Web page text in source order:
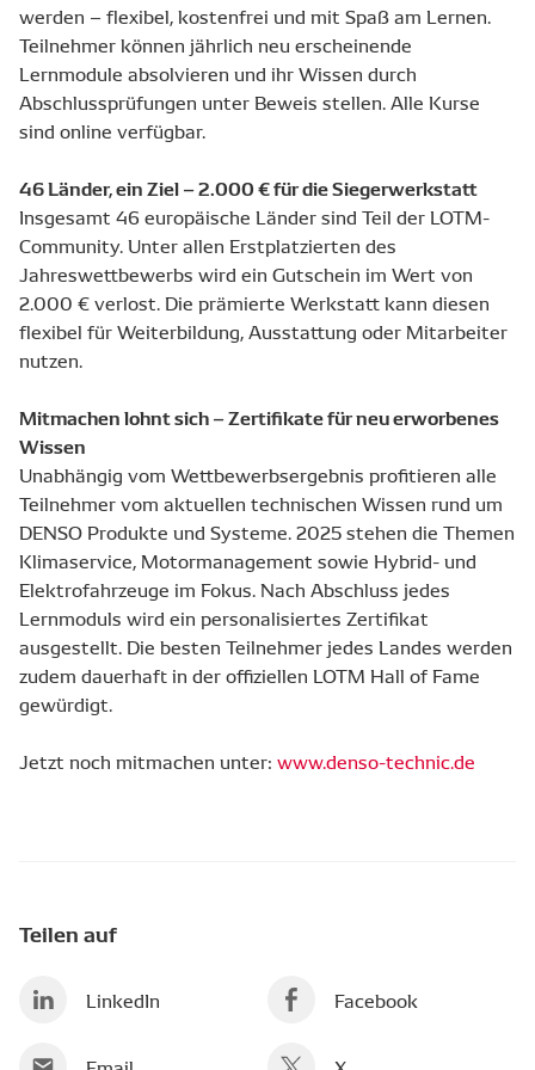
werden – flexibel, kostenfrei und mit Spaß am Lernen.
Teilnehmer können jährlich neu erscheinende
Lernmodule absolvieren und ihr Wissen durch
Abschlussprüfungen unter Beweis stellen. Alle Kurse
sind online verfügbar.
46 Länder, ein Ziel – 2.000 € für die Siegerwerkstatt
Insgesamt 46 europäische Länder sind Teil der LOTM-
Community. Unter allen Erstplatzierten des
Jahreswettbewerbs wird ein Gutschein im Wert von
2.000 € verlost. Die prämierte Werkstatt kann diesen
flexibel für Weiterbildung, Ausstattung oder Mitarbeiter
nutzen.
Mitmachen lohnt sich – Zertifikate für neu erworbenes
Wissen
Unabhängig vom Wettbewerbsergebnis profitieren alle
Teilnehmer vom aktuellen technischen Wissen rund um
DENSO Produkte und Systeme. 2025 stehen die Themen
Klimaservice, Motormanagement sowie Hybrid- und
Elektrofahrzeuge im Fokus. Nach Abschluss jedes
Lernmoduls wird ein personalisiertes Zertifikat
ausgestellt. Die besten Teilnehmer jedes Landes werden
zudem dauerhaft in der offiziellen LOTM Hall of Fame
gewürdigt.
Jetzt noch mitmachen unter: www.denso-technic.de
Teilen auf
LinkedIn Facebook